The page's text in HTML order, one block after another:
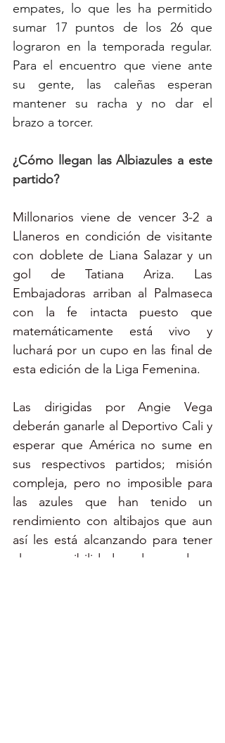
empates, lo que les ha permitido
sumar 17 puntos de los 26 que
lograron en la temporada regular.
Para el encuentro que viene ante
su gente, las caleñas esperan
mantener su racha y no dar el
brazo a torcer.
¿Cómo llegan las Albiazules a este
partido?
Millonarios viene de vencer 3-2 a
Llaneros en condición de visitante
con doblete de Liana Salazar y un
gol de Tatiana Ariza. Las
Embajadoras arriban al Palmaseca
con la fe intacta puesto que
matemáticamente está vivo y
luchará por un cupo en las final de
esta edición de la Liga Femenina.
Las dirigidas por Angie Vega
deberán ganarle al Deportivo Cali y
esperar que América no sume en
sus respectivos partidos; misión
compleja, pero no imposible para
las azules que han tenido un
rendimiento con altibajos que aun
así les está alcanzando para tener
claras posibilidades de quedarse